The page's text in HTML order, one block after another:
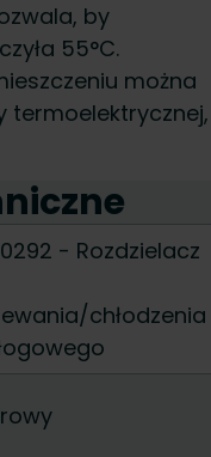
by
55°C.
można
termoelektrycznej,
- Rozdzielacz
chłodzenia